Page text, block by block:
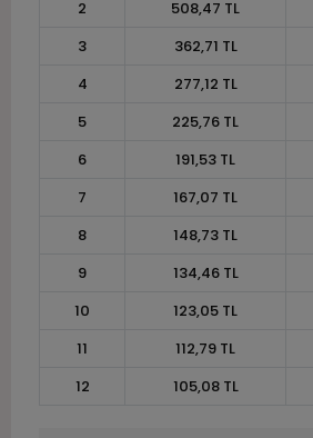
2
508,47 TL
3
362,71 TL
4
277,12 TL
5
225,76 TL
6
191,53 TL
7
167,07 TL
8
148,73 TL
9
134,46 TL
10
123,05 TL
11
112,79 TL
12
105,08 TL